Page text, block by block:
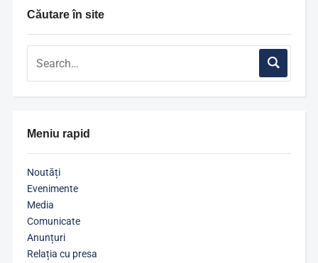
Căutare în site
Meniu rapid
Noutăți
Evenimente
Media
Comunicate
Anunțuri
Relația cu presa